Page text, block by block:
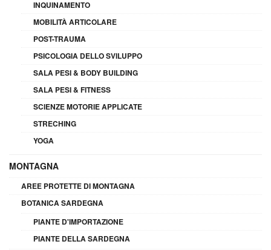
INQUINAMENTO
MOBILITÀ ARTICOLARE
POST-TRAUMA
PSICOLOGIA DELLO SVILUPPO
SALA PESI & BODY BUILDING
SALA PESI & FITNESS
SCIENZE MOTORIE APPLICATE
STRECHING
YOGA
MONTAGNA
AREE PROTETTE DI MONTAGNA
BOTANICA SARDEGNA
PIANTE D'IMPORTAZIONE
PIANTE DELLA SARDEGNA